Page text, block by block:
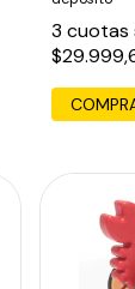
3 cuotas